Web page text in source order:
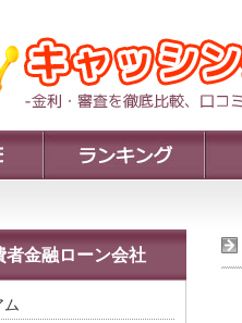
者金融ローン会社
ム